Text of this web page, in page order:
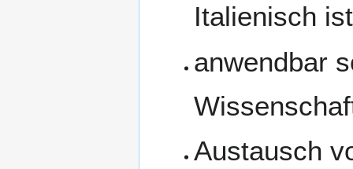
Italienisch
anwendbar
Austausch